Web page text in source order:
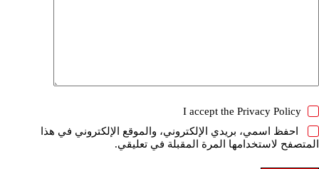
I accept the Privacy Policy
احفظ اسمي، بريدي الإلكتروني، والموقع الإلكتروني في هذا
المتصفح لاستخدامها المرة المقبلة في تعليقي.